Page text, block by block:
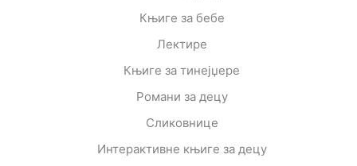
Књиге за бебе
Лектире
Књиге за тинејџере
Романи за децу
Сликовнице
Интерактивне књиге за децу